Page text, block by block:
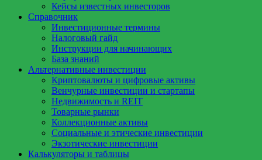
Кейсы известных инвесторов
Справочник
Инвестиционные термины
Налоговый гайд
Инструкции для начинающих
База знаний
Альтернативные инвестиции
Криптовалюты и цифровые активы
Венчурные инвестиции и стартапы
Недвижимость и REIT
Товарные рынки
Коллекционные активы
Социальные и этические инвестиции
Экзотические инвестиции
Калькуляторы и таблицы